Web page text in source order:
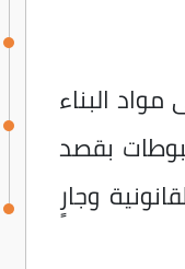
البناء
بقصد
وجارٍ